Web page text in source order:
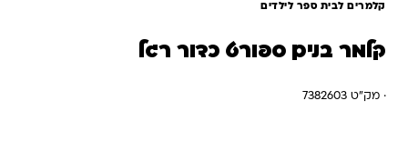
קלמרים לבית ספר לילדים
קלמר בנים ספורט כדור רגל
· מק"ט 7382603